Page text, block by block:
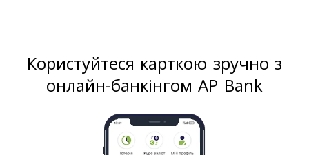
Користуйтеся карткою зручно з
онлайн-банкінгом AP Bank